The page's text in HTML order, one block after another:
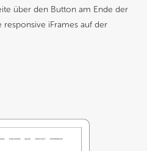
über den Button am Ende der
iFrames auf der